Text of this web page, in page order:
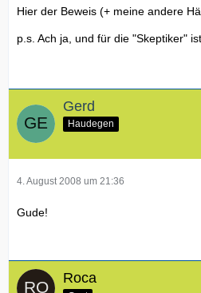
Hier der Beweis (+ meine andere
p.s. Ach ja, und für die "Skeptiker"
Gerd
Haudegen
4. August 2008 um 21:36
Gude!
Roca